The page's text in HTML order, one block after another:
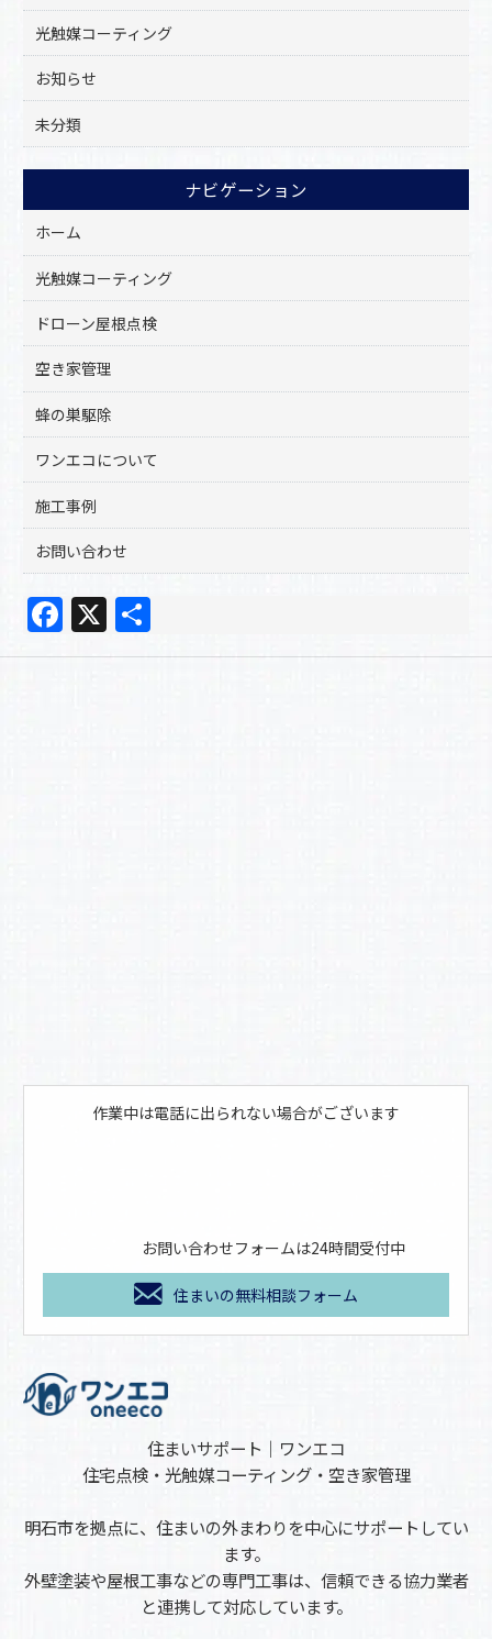
光触媒コーティング
お知らせ
未分類
ナビゲーション
ホーム
光触媒コーティング
ドローン屋根点検
空き家管理
蜂の巣駆除
ワンエコについて
施工事例
お問い合わせ
F
a
X
有
作業中は電話に出られない場合がございます
お問い合わせフォームは24時間受付中
住まいの無料相談フォーム
住まいサポート｜ワンエコ
住宅点検・光触媒コーティング・空き家管理
明石市を拠点に、住まいの外まわりを中心にサポートしてい
ます。
外壁塗装や屋根工事などの専門工事は、信頼できる協力業者
と連携して対応しています。